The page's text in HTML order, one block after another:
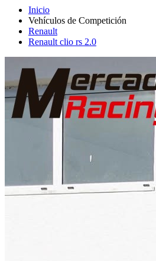
Vehículos de Competición
Renault
Renault clio rs 2.0